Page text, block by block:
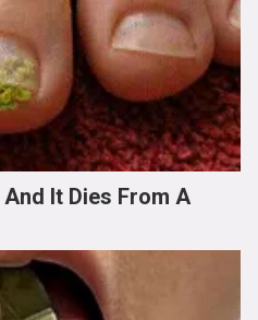
It Dies From A